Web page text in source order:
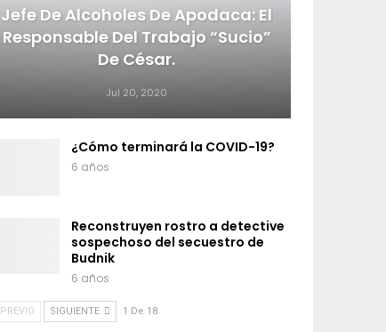
Jefe De Alcoholes De Apodaca: El
Responsable Del Trabajo “sucio”
De César.
Jul 20, 2020
¿Cómo terminará la COVID-19?
6 años
Reconstruyen rostro a detective
sospechoso del secuestro de
Budnik
6 años
PREVIO SIGUIENTE 1 De 18